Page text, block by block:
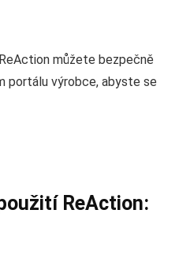
můžete bezpečně
portálu výrobce, abyste se
ReAction: